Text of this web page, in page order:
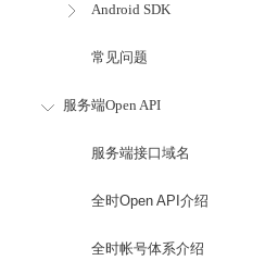
Android SDK
常见问题
服务端Open API
服务端接口域名
全时Open API介绍
全时帐号体系介绍